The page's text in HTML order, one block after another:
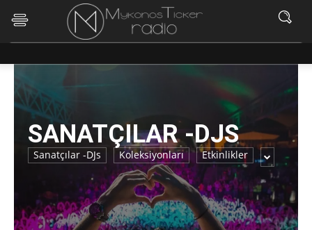
SANATÇILAR -DJS
Sanatçılar -DJs Koleksiyonları Etkinlikler